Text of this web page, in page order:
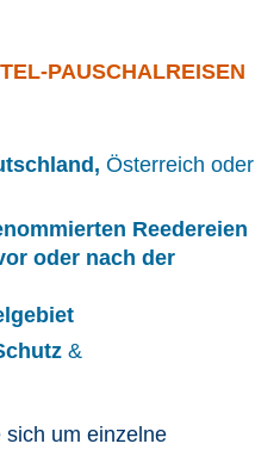
PAUSCHALREISEN
Österreich oder
Reedereien
oder nach der
&
sich um einzelne